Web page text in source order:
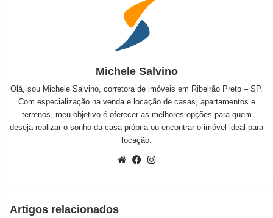
Michele Salvino
Olá, sou Michele Salvino, corretora de imóveis em Ribeirão Preto – SP.
Com especialização na venda e locação de casas, apartamentos e
terrenos, meu objetivo é oferecer as melhores opções para quem
deseja realizar o sonho da casa própria ou encontrar o imóvel ideal para
locação.
WebsiteFacebook
Artigos relacionados